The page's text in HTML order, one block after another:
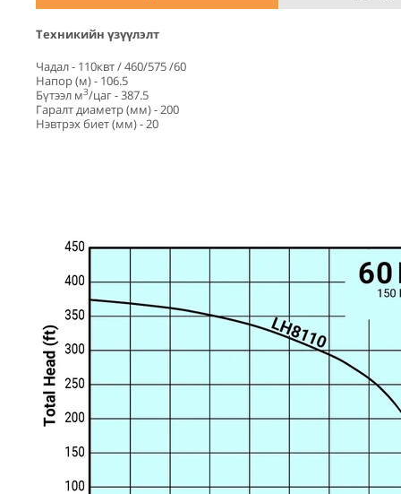
Техникийн үзүүлэлт
Чадал - 110квт / 460/575 /60
Напор (м) - 106.5
Бүтээл м3/цаг - 387.5
Гаралт диаметр (мм) - 200
Нэвтрэх биет (мм) - 20